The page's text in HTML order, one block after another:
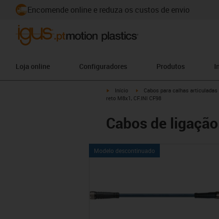
Encomende online e reduza os custos de envio
Loja online Configuradores Produtos
igus-icon-arrow-right
Início igus-icon-arrow-right
Cabos para calhas articuladas
reto M8x1, CF.INI CF98
Cabos de
Modelo descontinuado